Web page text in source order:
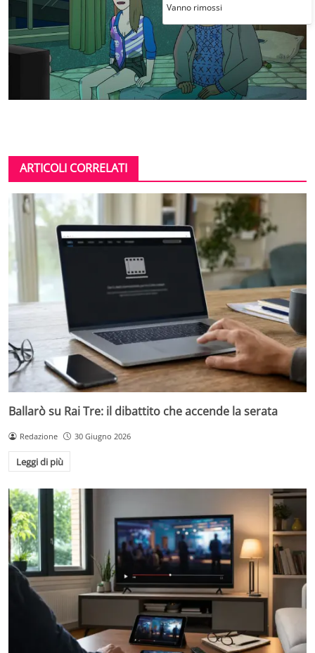
ARTICOLI CORRELATI
Ballarò su Rai Tre: il dibattito che accende la serata
Redazione 30 Giugno 2026
Leggi di più
Vanno rimossi